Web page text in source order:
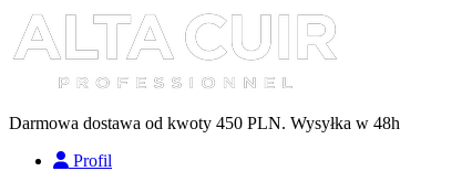
Darmowa dostawa od kwoty 450 PLN. Wysyłka w 48h
Profil